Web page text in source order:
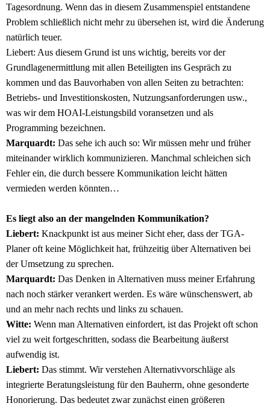
Tagesordnung. Wenn das in diesem Zusammenspiel entstandene
Problem schließlich nicht mehr zu übersehen ist, wird die Änderung
natürlich teuer.
Liebert: Aus diesem Grund ist uns wichtig, bereits vor der
Grundlagenermittlung mit allen Beteiligten ins Gespräch zu
kommen und das Bauvorhaben von allen Seiten zu betrachten:
Betriebs- und Investitionskosten, Nutzungsanforderungen usw.,
was wir dem HOAI-Leistungsbild voransetzen und als
Programming bezeichnen.
Marquardt: Das sehe ich auch so: Wir müssen mehr und früher
miteinander wirklich kommunizieren. Manchmal schleichen sich
Fehler ein, die durch bessere Kommunikation leicht hätten
vermieden werden könnten…
Es liegt also an der mangelnden Kommunikation?
Liebert: Knackpunkt ist aus meiner Sicht eher, dass der TGA-
Planer oft keine Möglichkeit hat, frühzeitig über Alternativen bei
der Umsetzung zu sprechen.
Marquardt: Das Denken in Alternativen muss meiner Erfahrung
nach noch stärker verankert werden. Es wäre wünschenswert, ab
und an mehr nach rechts und links zu schauen.
Witte: Wenn man Alternativen einfordert, ist das Projekt oft schon
viel zu weit fortgeschritten, sodass die Bearbeitung äußerst
aufwendig ist.
Liebert: Das stimmt. Wir verstehen Alternativvorschläge als
integrierte Beratungsleistung für den Bauherrn, ohne gesonderte
Honorierung. Das bedeutet zwar zunächst einen größeren